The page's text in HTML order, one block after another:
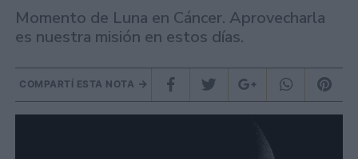
Momento de Luna en Cáncer. Aprovecharla
es nuestra misión en estos días.
COMPARTÍ ESTA NOTA